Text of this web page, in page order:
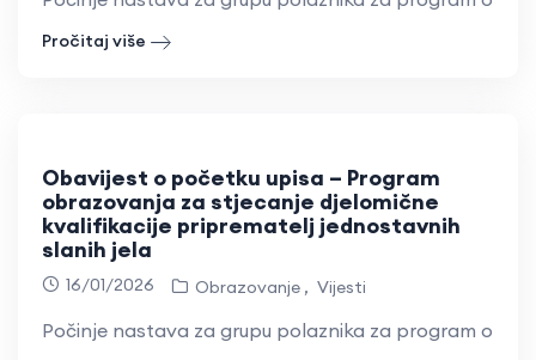
Pročitaj više
Obavijest o početku upisa – Program
obrazovanja za stjecanje djelomične
kvalifikacije priprematelj jednostavnih
slanih jela
16/01/2026 Obrazovanje Vijesti
Počinje nastava za grupu polaznika za program